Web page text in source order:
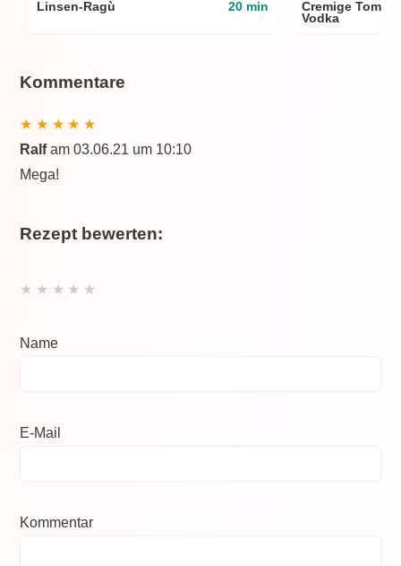
Linsen-Ragù 20 min
Cremige
Vodka
Kommentare
★ ★ ★ ★ ★
Ralfam 03.06.21 um 10:10
Mega!
Rezept bewerten:
Name
E-Mail
★ ★ ★ ★ ★
Kommentar